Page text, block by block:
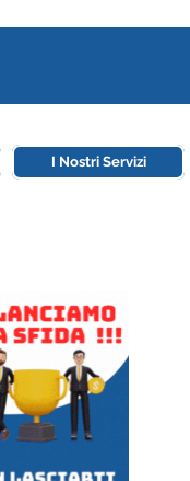
I Nostri Servizi